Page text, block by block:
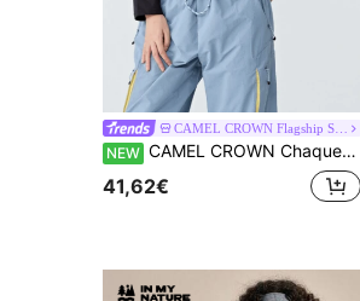
CAMEL CROWN Flagship Store
NEW CAMEL CROWN Chaqueta Softshell Nueva para Mujer, Tejida para Exteriores Duradera Elástica con Cuello Alto Moda Ajuste Slim Corte 3D Prenda Exterior
41,62€